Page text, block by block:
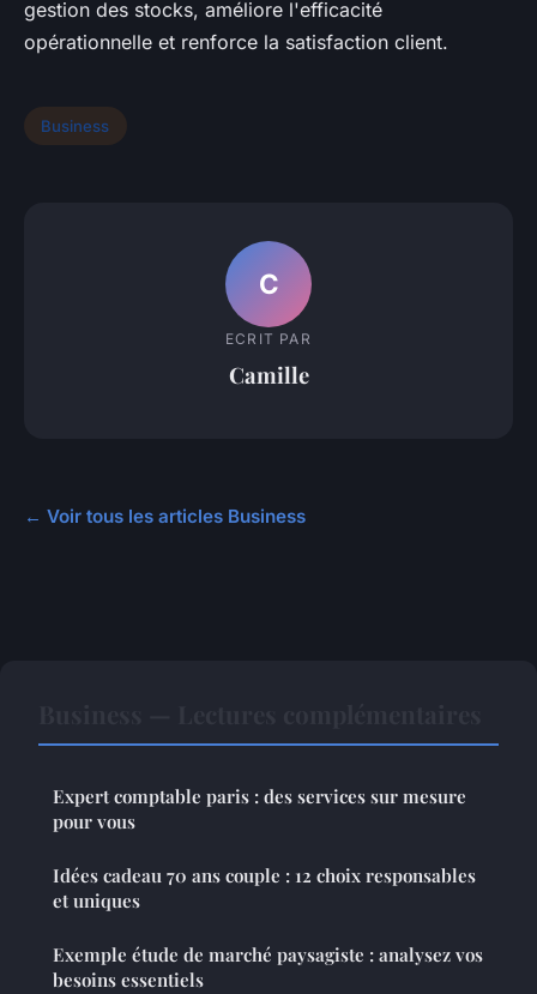
gestion des stocks, améliore l'efficacité
opérationnelle et renforce la satisfaction client.
Business
C
ECRIT PAR
Camille
← Voir tous les articles Business
Expert comptable paris : des services sur mesure
pour vous
Idées cadeau 70 ans couple : 12 choix responsables
et uniques
Exemple étude de marché paysagiste : analysez vos
besoins essentiels